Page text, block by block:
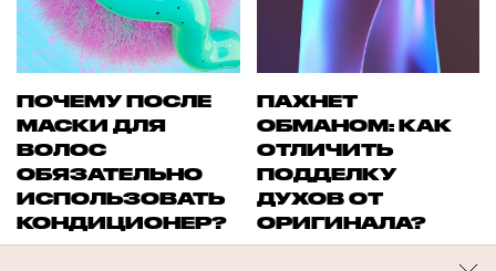
ПОЧЕМУ ПОСЛЕ
МАСКИ ДЛЯ
ВОЛОС
ОБЯЗАТЕЛЬНО
ИСПОЛЬЗОВАТЬ
КОНДИЦИОНЕР?
ПАХНЕТ
ОБМАНОМ: КАК
ОТЛИЧИТЬ
ПОДДЕЛКУ
ДУХОВ ОТ
ОРИГИНАЛА?